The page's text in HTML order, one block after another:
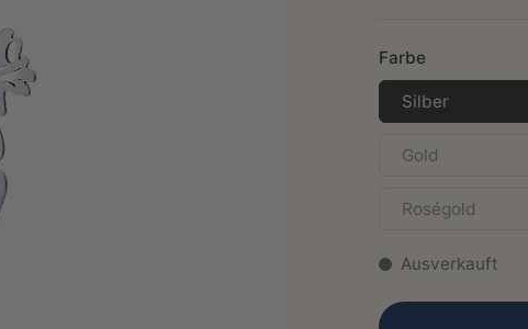
Farbe
Silber
Gold
Roségold
Ausverkauft